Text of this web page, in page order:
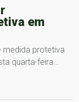
em
medida protetiva
quarta-feira…